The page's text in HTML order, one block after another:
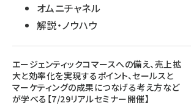
オムニチャネル
解説・ノウハウ
エージェンティックコマースへの備え、売上拡
大と効率化を実現するポイント、セールスと
マーケティングの成果につなげる考え方など
が学べる【7/29リアルセミナー開催】